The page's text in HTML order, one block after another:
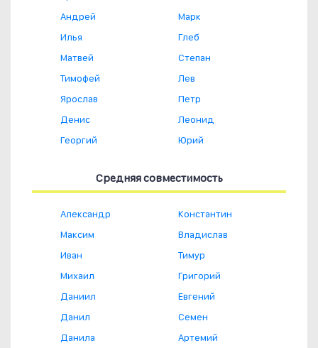
Андрей
Илья
Матвей
Тимофей
Ярослав
Денис
Георгий
Марк
Глеб
Степан
Лев
Петр
Леонид
Юрий
Средняя совместимость
Александр
Максим
Иван
Михаил
Даниил
Данил
Данила
Константин
Владислав
Тимур
Григорий
Евгений
Семен
Артемий